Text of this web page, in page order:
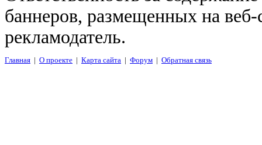
баннеров, размещенных на
рекламодатель.
Главная | О проекте | Карта сайта | Форум | Обратная связь